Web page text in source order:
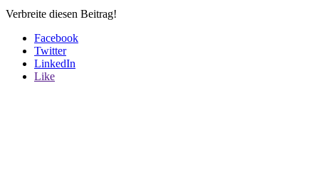
Verbreite diesen Beitrag!
Facebook
Twitter
LinkedIn
Like